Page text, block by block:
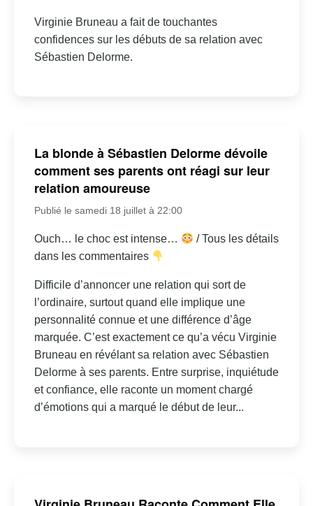
Virginie Bruneau a fait de touchantes
confidences sur les débuts de sa relation avec
Sébastien Delorme.
La blonde à Sébastien Delorme dévoile
comment ses parents ont réagi sur leur
relation amoureuse
Publié le samedi 18 juillet à 22:00
Ouch… le choc est intense…
/ Tous les détails
dans les commentaires
Difficile d’annoncer une relation qui sort de
l’ordinaire, surtout quand elle implique une
personnalité connue et une différence d’âge
marquée. C’est exactement ce qu’a vécu Virginie
Bruneau en révélant sa relation avec Sébastien
Delorme à ses parents. Entre surprise, inquiétude
et confiance, elle raconte un moment chargé
d’émotions qui a marqué le début de leur...